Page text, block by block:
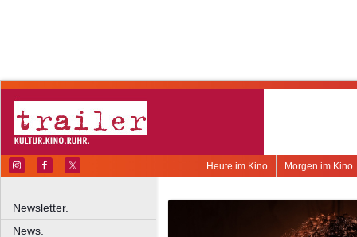
Morgen im Kino
Heute im Kino
Newsletter.
News.